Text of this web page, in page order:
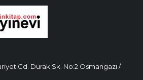
Cd. Durak Sk. No:2 Osmangazi /